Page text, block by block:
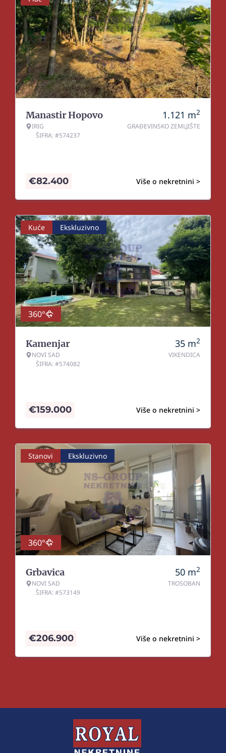
Manastir Hopovo
IRIG
ŠIFRA: #574237
1.121 m2
GRAĐEVINSKO ZEMLJIŠTE
Više o nekretnini >
€82.400
Kuće Ekskluzivno
360°
Kamenjar
NOVI SAD
ŠIFRA: #574082
35 m2
VIKENDICA
Više o nekretnini >
€159.000
Stanovi Ekskluzivno
360°
Grbavica
NOVI SAD
ŠIFRA: #573149
50 m2
TROSOBAN
Više o nekretnini >
€206.900